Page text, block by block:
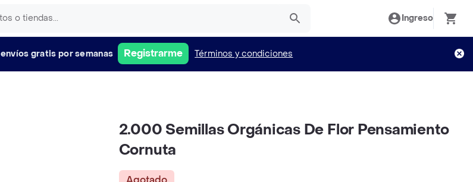
Ingreso
envíos gratis por semanas Registrarme Términos y condiciones
2.000 Semillas Orgánicas De Flor Pensamiento
Cornuta